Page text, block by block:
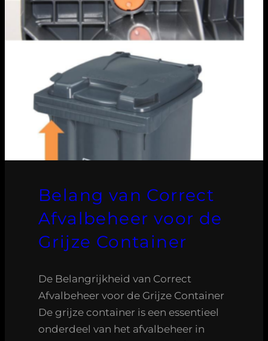
Belang van Correct
Afvalbeheer voor de
Grijze Container
De Belangrijkheid van Correct
Afvalbeheer voor de Grijze Container
De grijze container is een essentieel
onderdeel van het afvalbeheer in